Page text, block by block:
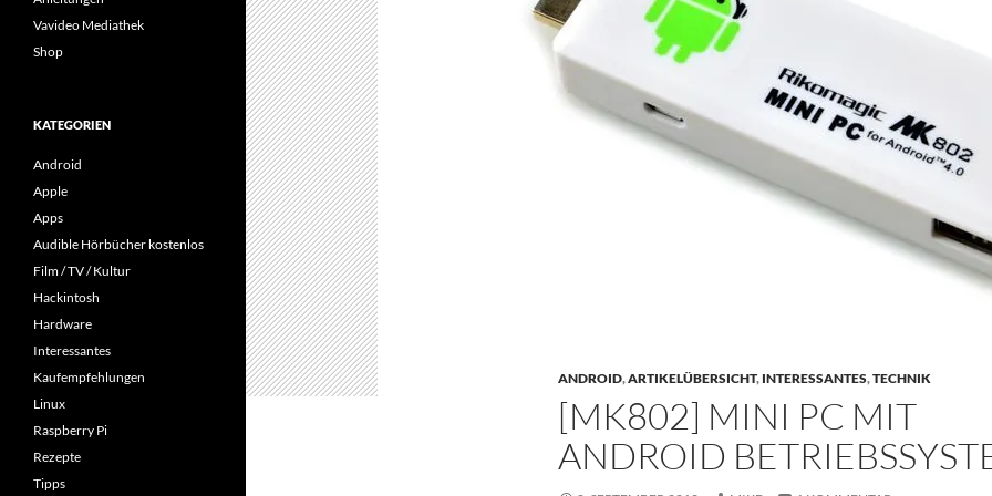
ANDROID,ARTIKELÜBERSICHT, INTERESSANTES,TECHNIK
[MK802] MINI PC MIT
ANDROID
Vavideo Mediathek
Shop
KATEGORIEN
Android
Apple
Apps
Audible Hörbücher kostenlos
Film / TV / Kultur
Hackintosh
Hardware
Interessantes
Kaufempfehlungen
Linux
Raspberry Pi
Rezepte
Tipps